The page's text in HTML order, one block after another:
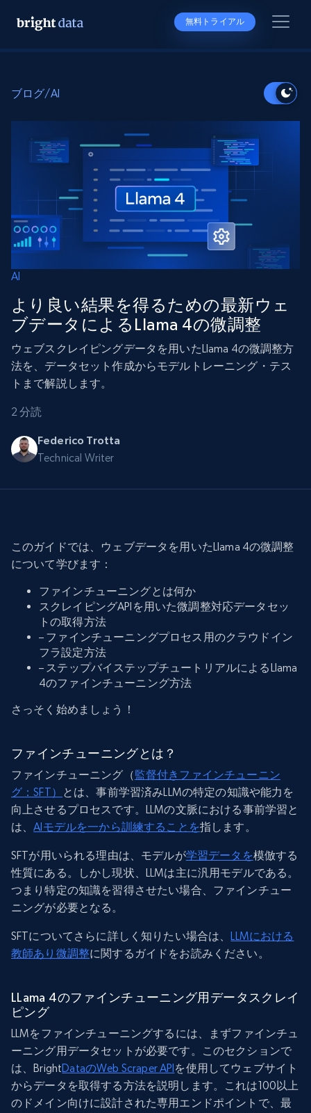
無料トライアル
ブログ/AI
AI
より良い結果を得るための最新ウェ
ブデータによるLlama 4の微調整
ウェブスクレイピングデータを用いたLlama 4の微調整方
法を、データセット作成からモデルトレーニング・テス
トまで解説します。
2 分読
Federico Trotta
Technical Writer
このガイドでは、ウェブデータを用いたLlama 4の微調整
について学びます：
ファインチューニングとは何か
スクレイピングAPIを用いた微調整対応データセッ
トの取得方法
– ファインチューニングプロセス用のクラウドイン
フラ設定方法
– ステップバイステップチュートリアルによるLlama
4のファインチューニング方法
さっそく始めましょう！
ファインチューニングとは？
ファインチューニング（監督付きファインチューニン
グ：SFT）
とは、事前学習済みLLMの特定の知識や能力を
向上させるプロセスです。LLMの文脈における事前学習と
は、AIモデルを一から訓練することを指します。
SFTが用いられる理由は、モデルが学習データを模倣する
性質にある。しかし現状、LLMは主に汎用モデルである。
つまり特定の知識を習得させたい場合、ファインチュー
ニングが必要となる。
SFTについてさらに詳しく知りたい場合は、 LLMにおける
教師あり微調整に関するガイドをお読みください。
LLama 4のファインチューニング用データスクレイ
ピング
LLMをファインチューニングするには、まずファインチュ
ーニング用データセットが必要です。このセクションで
は、BrightDataのWeb Scraper API を使用してウェブサイト
からデータを取得する方法を説明します。これは100以上
のドメイン向けに設計された専用エンドポイントで、最